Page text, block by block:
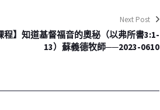
Next Post
程】知道基督福音的奧秘（以弗所書3:1-
13）蘇義德牧師──2023-0610